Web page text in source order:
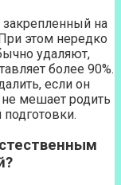
на
этом нередко
удаляют,
более 90%.
если он
мешает родить